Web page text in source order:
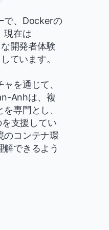
で、Dockerの
現在は
開発者体験
ています。
を通じて、
Anhは、複
専門とし、
支援してい
のコンテナ環
できるよう